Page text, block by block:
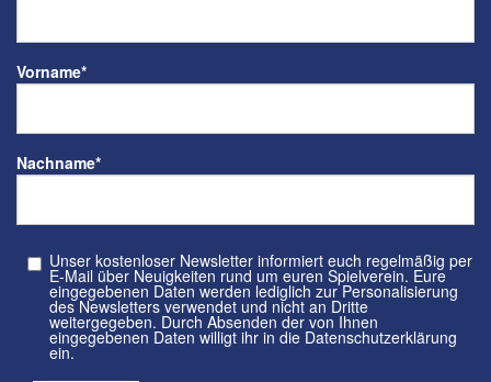
Vorname*
Nachname*
Unser kostenloser Newsletter informiert euch regelmäßig per
E-Mail über Neuigkeiten rund um euren Spielverein. Eure
eingegebenen Daten werden lediglich zur Personalisierung
des Newsletters verwendet und nicht an Dritte
weitergegeben. Durch Absenden der von Ihnen
eingegebenen Daten willigt ihr in die Datenschutzerklärung
ein.